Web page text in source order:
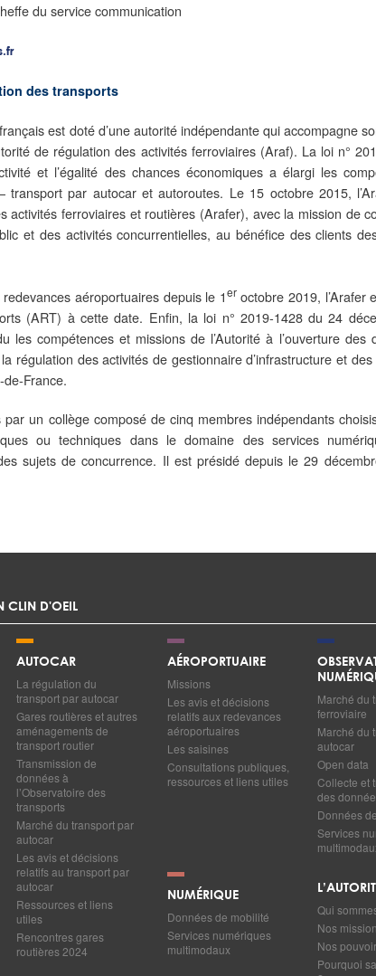
du service communication
des transports
est doté d’une autorité indépendante qui accompagne
de régulation des activités ferroviaires (Araf). La loi n°
et l’égalité des chances économiques a élargi les
transport par autocar et autoroutes. Le 15 octobre 2015,
activités ferroviaires et routières (Arafer), avec la mission de
et des activités concurrentielles, au bénéfice des clients
aéroportuaires depuis le 1eroctobre 2019, l’Arafer
(ART) à cette date. Enfin, la loi n° 2019-1428 du 24
les compétences et missions de l’Autorité à l’ouverture des
régulation des activités de gestionnaire d’infrastructure et
France.
un collège composé de cinq membres indépendants
ou techniques dans le domaine des services
sujets de concurrence. Il est présidé depuis le 29
CLIN D'OEIL
AUTOCAR
La régulation du
transport par autocar
Gares routières et autres
aménagements de
transport routier
Transmission de
données à
l’Observatoire des
transports
Marché du transport par
autocar
Les avis et décisions
relatifs au transport par
autocar
Ressources et liens
utiles
Rencontres gares
routières 2024
AÉROPORTUAIRE
Missions
Les avis et décisions
relatifs aux redevances
aéroportuaires
Les saisines
Consultations publiques,
ressources et liens utiles
Marché du
ferroviaire
Marché du
autocar
Open data
Collecte et
des
Données
Services
NUMÉRIQUE
Données de mobilité
Services numériques
multimodaux
Qui
Nos
Nos
Pourquoi